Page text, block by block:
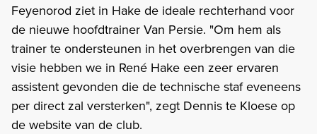
Feyenorod ziet in Hake de ideale rechterhand voor
de nieuwe hoofdtrainer Van Persie. "Om hem als
trainer te ondersteunen in het overbrengen van die
visie hebben we in René Hake een zeer ervaren
assistent gevonden die de technische staf eveneens
per direct zal versterken", zegt Dennis te Kloese op
de website van de club.